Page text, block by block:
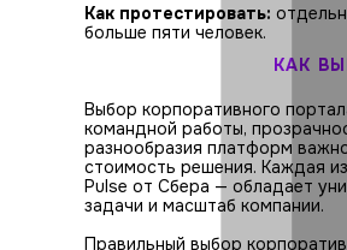
Как протестировать:
больше пяти человек.
КАК
Выбор корпоративного
командной работы,
разнообразия платформ
стоимость решения. Каждая
Pulse от Сбера — обладает
задачи и масштаб компании.
Правильный выбор